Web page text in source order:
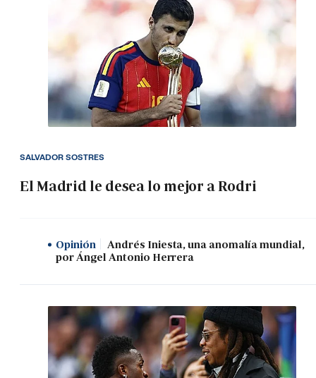
El Madrid le desea lo mejor a Rodri
SALVADOR SOSTRES
Opinión
Andrés Iniesta, una anomalía mundial,
por Ángel Antonio Herrera